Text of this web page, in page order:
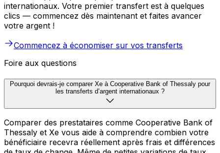
internationaux. Votre premier transfert est à quelques
clics — commencez dès maintenant et faites avancer
votre argent !
Commencez à économiser sur vos transferts
Foire aux questions
Pourquoi devrais-je comparer Xe à Cooperative Bank of Thessaly pour
les transferts d’argent internationaux ?
Comparer des prestataires comme Cooperative Bank of
Thessaly et Xe vous aide à comprendre combien votre
bénéficiaire recevra réellement après frais et différences